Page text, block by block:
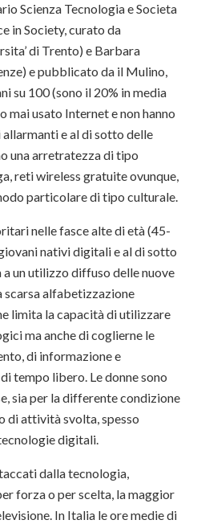
Scienza Tecnologia e Societa
in Society, curato da
di Trento) e Barbara
e pubblicato da il Mulino,
su 100 (sono il 20% in media
mai usato Internet e non hanno
e al di sotto delle
una arretratezza di tipo
reti wireless gratuite ovunque,
particolare di tipo culturale.
nelle fasce alte di età (45-
nativi digitali e al di sotto
un utilizzo diffuso delle nuove
scarsa alfabetizzazione
limita la capacità di utilizzare
ma anche di coglierne le
di informazione e
tempo libero. Le donne sono
sia per la differente condizione
di attività svolta, spesso
digitali.
dalla tecnologia,
forza o per scelta, la maggior
In Italia le ore medie di